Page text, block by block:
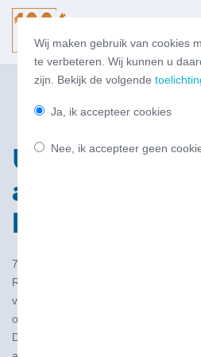
Wij maken gebruik van cookies
te verbeteren. Wij kunnen u
zijn. Bekijk de volgende
Ja, ik accepteer cookies
Nee, ik accepteer geen
Update
assessment
7 jul 2026
Ruim 5 jaar geleden heeft
van NOVE, het rapport “
opgesteld.
Dit heeft de overheid jaren extra de